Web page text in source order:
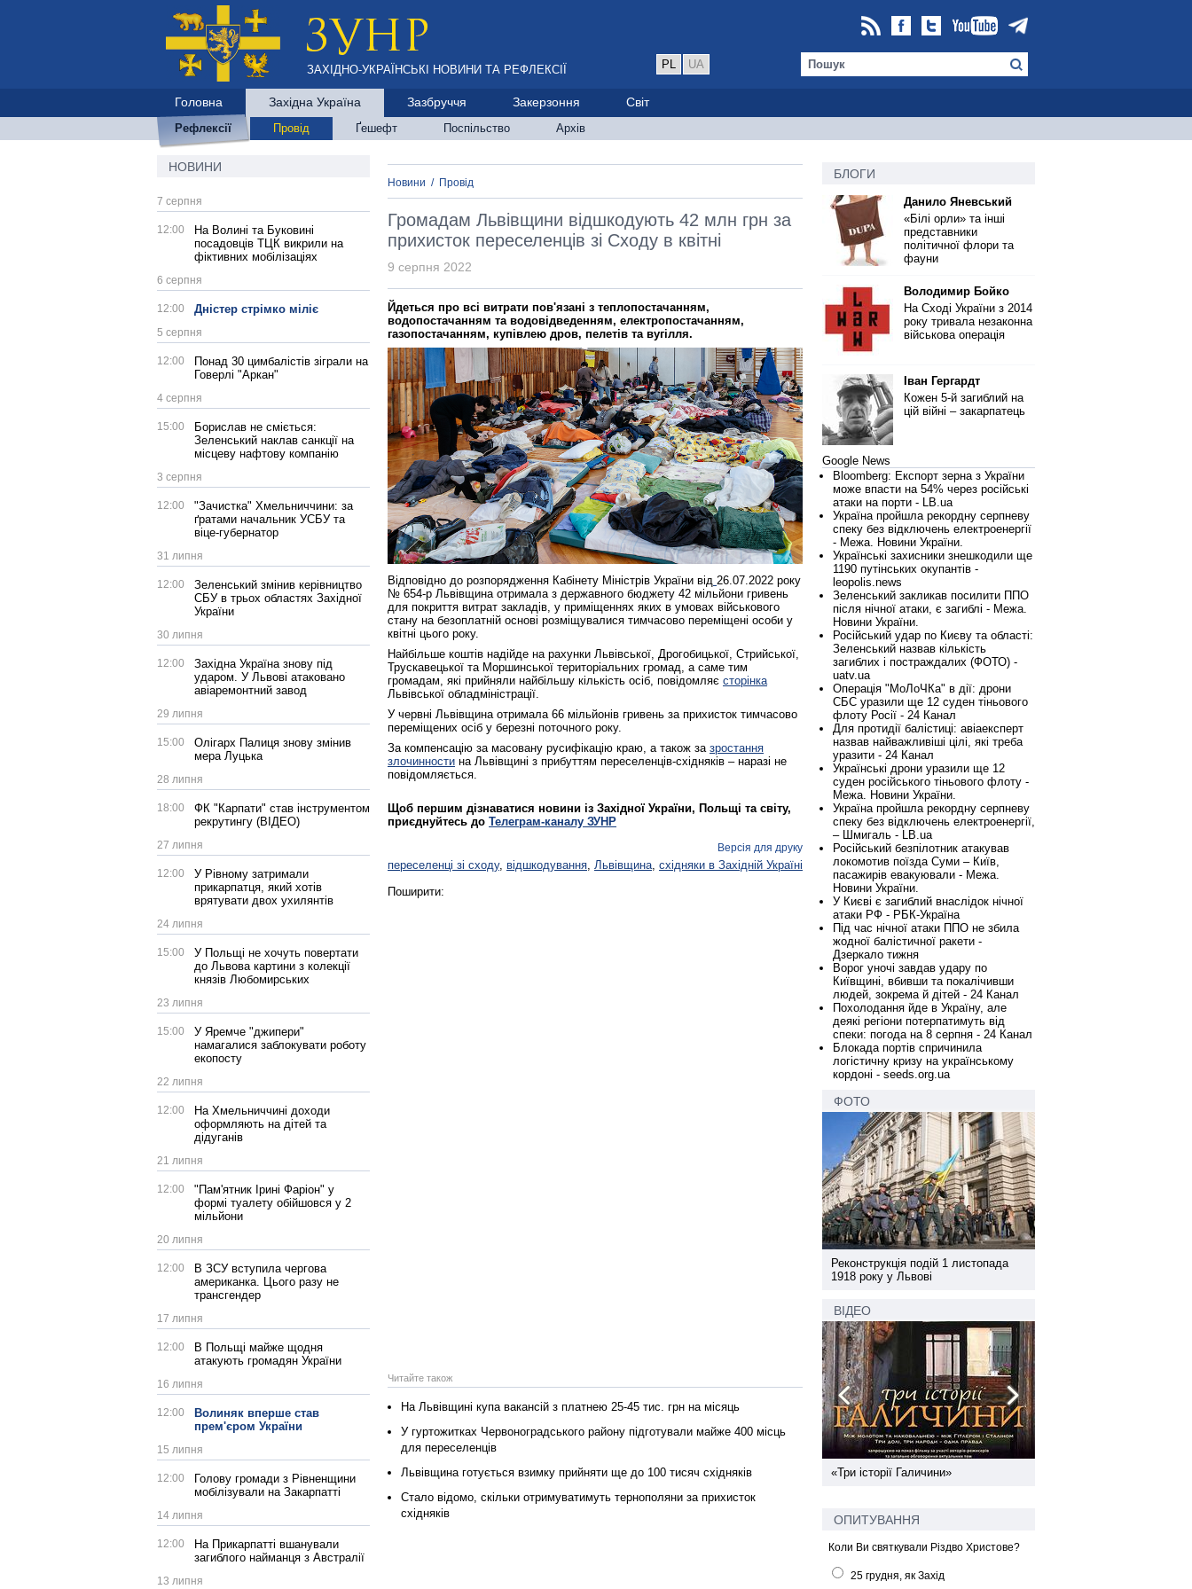
ЗАХІДНО-УКРАЇНСЬКІ НОВИНИ ТА РЕФЛЕКСІЇ PL UA
Головна Західна Україна Зазбруччя Закерзоння Світ
Рефлексії Провід Ґешефт Поспільство Архів
НОВИНИ
7 серпня
12:00
На Волині та Буковині
посадовців ТЦК викрили на
фіктивних мобілізаціях
6 серпня
12:00 Дністер стрімко міліє
5 серпня
12:00
Понад 30 цимбалістів зіграли на
Говерлі "Аркан"
4 серпня
15:00
Борислав не сміється:
Зеленський наклав санкції на
місцеву нафтову компанію
3 серпня
12:00
"Зачистка" Хмельниччини: за
ґратами начальник УСБУ та
віце-губернатор
31 липня
12:00
Зеленський змінив керівництво
СБУ в трьох областях Західної
України
30 липня
12:00
Західна Україна знову під
ударом. У Львові атаковано
авіаремонтний завод
29 липня
15:00
Олігарх Палиця знову змінив
мера Луцька
28 липня
18:00
ФК "Карпати" став інструментом
рекрутингу (ВІДЕО)
27 липня
12:00
У Рівному затримали
прикарпатця, який хотів
врятувати двох ухилянтів
24 липня
15:00
У Польщі не хочуть повертати
до Львова картини з колекції
князів Любомирських
23 липня
15:00
У Яремче "джипери"
намагалися заблокувати роботу
екопосту
22 липня
12:00
На Хмельниччині доходи
оформляють на дітей та
дідуганів
21 липня
12:00
"Пам'ятник Ірині Фаріон" у
формі туалету обійшовся у 2
мільйони
20 липня
12:00
В ЗСУ вступила чергова
американка. Цього разу не
трансгендер
17 липня
12:00
В Польщі майже щодня
атакують громадян України
16 липня
12:00
Волиняк вперше став
прем'єром України
15 липня
12:00
Голову громади з Рівненщини
мобілізували на Закарпатті
14 липня
12:00
На Прикарпатті вшанували
загиблого найманця з Австралії
13 липня
Новини / Провід
Громадам Львівщини відшкодують 42 млн грн за
прихисток переселенців зі Сходу в квітні
9 серпня 2022
Йдеться про всі витрати пов'язані з теплопостачанням,
водопостачанням та водовідведенням, електропостачанням,
газопостачанням, купівлею дров, пелетів та вугілля.
Відповідно до розпорядження Кабінету Міністрів України від 26.07.2022 року
№ 654-р Львівщина отримала з державного бюджету 42 мільйони гривень
для покриття витрат закладів, у приміщеннях яких в умовах військового
стану на безоплатній основі розміщувалися тимчасово переміщені особи у
квітні цього року.
Найбільше коштів надійде на рахунки Львівської, Дрогобицької, Стрийської,
Трускавецької та Моршинської територіальних громад, а саме тим
громадам, які прийняли найбільшу кількість осіб, повідомляє сторінка
Львівської обладміністрації.
У червні Львівщина отримала 66 мільйонів гривень за прихисток тимчасово
переміщених осіб у березні поточного року.
За компенсацію за масовану русифікацію краю, а також за зростання
злочинности на Львівщині з прибуттям переселенців‑східняків – наразі не
повідомляється.
Щоб першим дізнаватися новини із Західної України, Польщі та світу,
приєднуйтесь до Телеграм-каналу ЗУНР
Версія для друку
переселенці зі сходу, відшкодування Львівщина східняки в Західній Україні
Поширити:
Читайте також
На Львівщині купа вакансій з платнею 25‑45 тис. грн на місяць
У гуртожитках Червоноградського району підготували майже 400 місць
для переселенців
Львівщина готується взимку прийняти ще до 100 тисяч східняків
Стало відомо, скільки отримуватимуть тернополяни за прихисток
східняків
БЛОГИ
Данило Яневський
«Білі орли» та інші
представники
політичної флори та
фауни
Володимир Бойко
На Сході України з 2014
року тривала незаконна
військова операція
Іван Гергардт
Кожен 5-й загиблий на
цій війні – закарпатець
Google News
Bloomberg: Експорт зерна з України
може впасти на 54% через російські
атаки на порти - LB.ua
Україна пройшла рекордну серпневу
спеку без відключень електроенергії
- Межа. Новини України.
Українські захисники знешкодили ще
1190 путінських окупантів -
leopolis.news
Зеленський закликав посилити ППО
після нічної атаки, є загиблі - Межа.
Новини України.
Російський удар по Києву та області:
Зеленський назвав кількість
загиблих і постраждалих (ФОТО) -
uatv.ua
Операція "МоЛоЧКа" в дії: дрони
СБС уразили ще 12 суден тіньового
флоту Росії - 24 Канал
Для протидії балістиці: авіаексперт
назвав найважливіші цілі, які треба
уразити - 24 Канал
Українські дрони уразили ще 12
суден російського тіньового флоту -
Межа. Новини України.
Україна пройшла рекордну серпневу
спеку без відключень електроенергії,
– Шмигаль - LB.ua
Російський безпілотник атакував
локомотив поїзда Суми – Київ,
пасажирів евакуювали - Межа.
Новини України.
У Києві є загиблий внаслідок нічної
атаки РФ - РБК-Україна
Під час нічної атаки ППО не збила
жодної балістичної ракети -
Дзеркало тижня
Ворог уночі завдав удару по
Київщині, вбивши та покалічивши
людей, зокрема й дітей - 24 Канал
Похолодання йде в Україну, але
деякі регіони потерпатимуть від
спеки: погода на 8 серпня - 24 Канал
Блокада портів спричинила
логістичну кризу на українському
кордоні - seeds.org.ua
ФОТО
Реконструкція подій 1 листопада
1918 року у Львові
ВІДЕО
Спільний інформпростір Західної
«Три історії Галичини»
ОПИТУВАННЯ
Коли Ви святкували Різдво Христове?
25 грудня, як Захід